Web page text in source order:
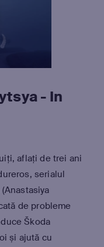
- In
aflați de trei ani
serialul
de probleme
Škoda
și ajută cu